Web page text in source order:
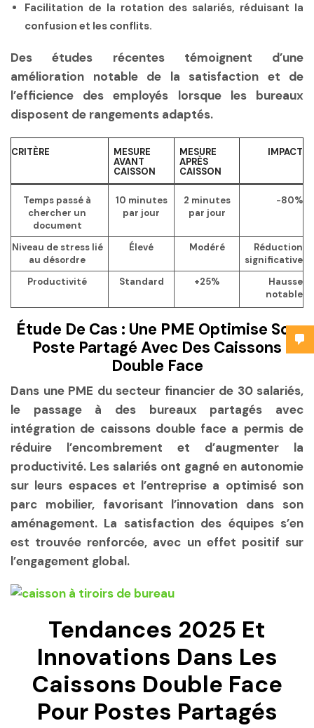
Facilitation de la rotation des salariés, réduisant la
confusion et les conflits.
Des études récentes témoignent d’une
amélioration notable de la satisfaction et de
l’efficience des employés lorsque les bureaux
disposent de rangements adaptés.
CRITÈRE
MESURE
AVANT
CAISSON
MESURE
APRÈS
CAISSON
IMPACT
Temps passé à
chercher un
document
10 minutes
par jour
2 minutes
par jour
-80%
Niveau de stress lié
au désordre
Élevé Modéré
Réduction
significative
Productivité
Standard +25%
Hausse
notable
Étude De Cas : Une PME Optimise Son
Poste Partagé Avec Des Caissons
Double Face
Dans une PME du secteur financier de 30 salariés,
le passage à des bureaux partagés avec
intégration de caissons double face a permis de
réduire l’encombrement et d’augmenter la
productivité. Les salariés ont gagné en autonomie
sur leurs espaces et l’entreprise a optimisé son
parc mobilier, favorisant l’innovation dans son
aménagement. La satisfaction des équipes s’en
est trouvée renforcée, avec un effet positif sur
l’engagement global.
Tendances 2025 Et
Innovations Dans Les
Caissons Double Face
Pour Postes Partagés